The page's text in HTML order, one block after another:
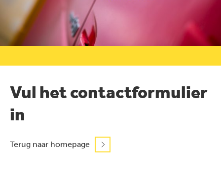
Vul het contactformulier
in
Terug naar homepage